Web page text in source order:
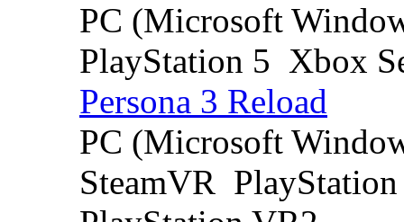
PC (Microsoft
PlayStation 5 Xbox
Persona 3 Reload
PC (Microsoft
SteamVR